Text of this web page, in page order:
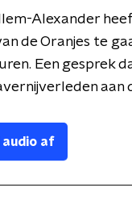
Alexander
de Oranjes te
Een gesprek
aan
audio af